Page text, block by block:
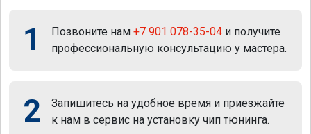
1 Позвоните нам +7 901 078-35-04 и получите
профессиональную консультацию у мастера.
2
Запишитесь на удобное время и приезжайте
к нам в сервис на установку чип тюнинга.